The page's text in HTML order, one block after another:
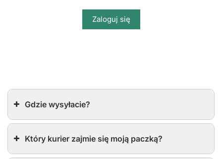
Zaloguj się
Gdzie wysyłacie?
Który kurier zajmie się moją paczką?